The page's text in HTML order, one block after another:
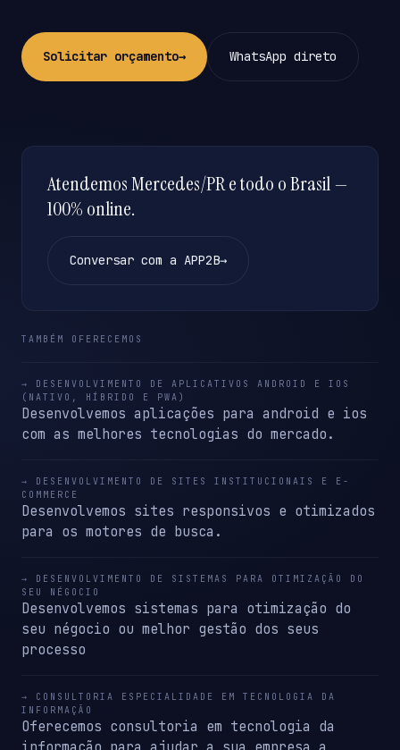
Solicitar orçamento→ WhatsApp direto
Atendemos Mercedes/PR e todo o Brasil —
100% online.
Conversar com a APP2B→
TAMBÉM OFERECEMOS
→ DESENVOLVIMENTO DE APLICATIVOS ANDROID E IOS
(NATIVO, HÍBRIDO E PWA)
Desenvolvemos aplicações para android e ios
com as melhores tecnologias do mercado.
→ DESENVOLVIMENTO DE SITES INSTITUCIONAIS E E-
COMMERCE
Desenvolvemos sites responsivos e otimizados
para os motores de busca.
→ DESENVOLVIMENTO DE SISTEMAS PARA OTIMIZAÇÃO DO
SEU NÉGOCIO
Desenvolvemos sistemas para otimização do
seu négocio ou melhor gestão dos seus
processo
→ CONSULTORIA ESPECIALIDADE EM TECNOLOGIA DA
INFORMAÇÃO
Oferecemos consultoria em tecnologia da